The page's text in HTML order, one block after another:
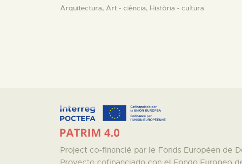
Arquitectura, Art - ciència, Història - cultura
Project co-financié par le Fonds Européen de